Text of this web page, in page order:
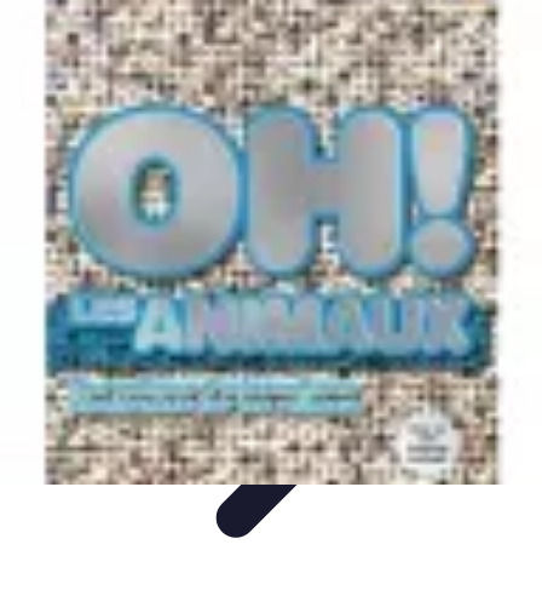
Senior Animal Guide
Senior et soin des animauxChoisir un animalBienfaits des
animauxTendances et actualitésSoin des animaux
Senior Animal Guide